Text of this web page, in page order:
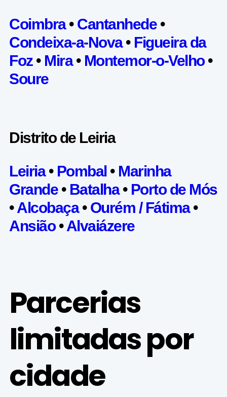
Coimbra• Cantanhede•
Condeixa-a-Nova• Figueira da
Foz• Mira• Montemor-o-Velho•
Soure
Distrito de Leiria
Leiria• Pombal• Marinha
Grande• Batalha• Porto de Mós
•Alcobaça• Ourém / Fátima•
Ansião•Alvaiázere
Parcerias
limitadas por
cidade